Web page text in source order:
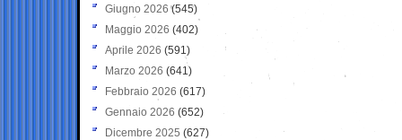
Giugno 2026 (545)
Maggio 2026 (402)
Aprile 2026 (591)
Marzo 2026 (641)
Febbraio 2026 (617)
Gennaio 2026 (652)
Dicembre 2025 (627)